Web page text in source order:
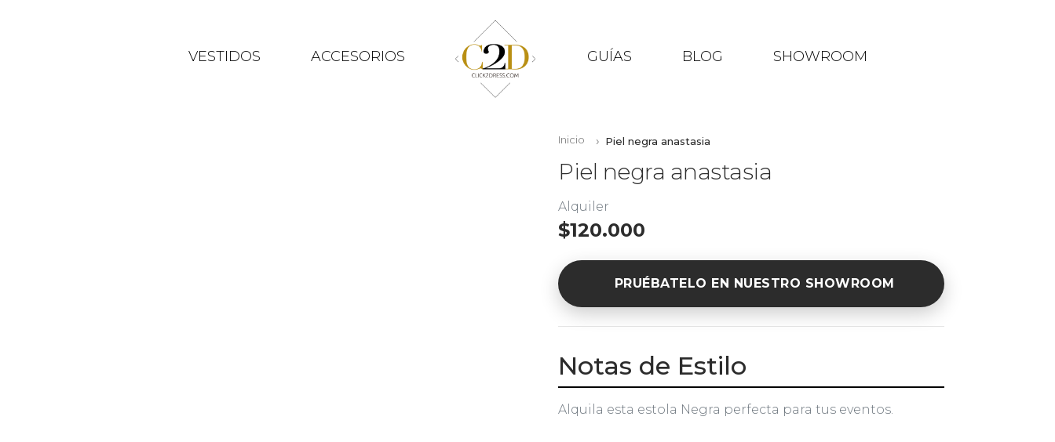
VESTIDOS ACCESORIOS GUÍAS BLOG SHOWROOM
Inicio Piel negra anastasia
Piel negra anastasia
Alquiler
$120.000
PRUÉBATELO EN NUESTRO SHOWROOM
Notas de Estilo
Alquila esta estola Negra perfecta para tus eventos.